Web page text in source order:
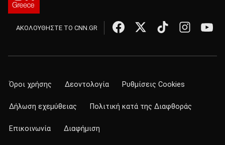
ΑΚΟΛΟΥΘΗΣΤΕ ΤΟ CNN.GR
Όροι χρήσης Δεοντολογία Ρυθμίσεις Cookies
Δήλωση εχεμύθειας Πολιτική κατά της Διαφθοράς
Επικοινωνία Διαφήμιση